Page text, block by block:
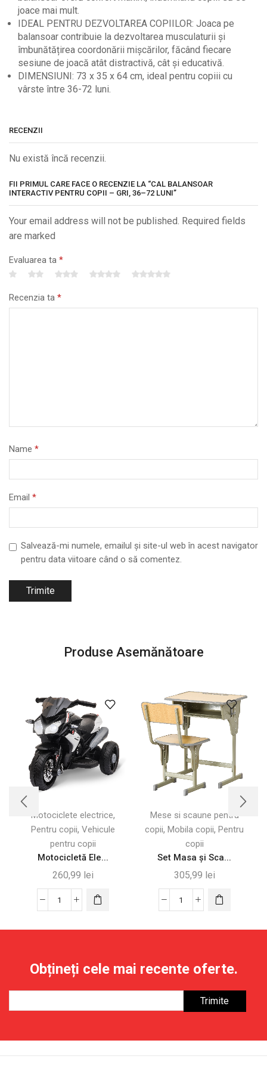
joace mai mult.
IDEAL PENTRU DEZVOLTAREA COPIILOR: Joaca pe
balansoar contribuie la dezvoltarea musculaturii și
îmbunătățirea coordonării mișcărilor, făcând fiecare
sesiune de joacă atât distractivă, cât și educativă.
DIMENSIUNI: 73 x 35 x 64 cm, ideal pentru copiii cu
vârste între 36-72 luni.
RECENZII
Nu există încă recenzii.
FII PRIMUL CARE FACE O RECENZIE LA “CAL BALANSOAR
INTERACTIV PENTRU COPII – GRI, 36–72 LUNI”
Your email address will not be published. Required fields
are marked
Evaluarea ta *
Recenzia ta *
Name *
Email *
Salvează-mi numele, emailul și site-ul web în acest navigator
pentru data viitoare când o să comentez.
Produse Asemănătoare
Motociclete electrice,
Pentru copii, Vehicule
pentru copii
Motocicletă Ele...
260,99 lei
Cantitate
pentru
Copii
3-
Mese si scaune pentru
copii, Mobila copii, Pentru
copii
Set Masa și Sca...
305,99 lei
Cantitate
Scaune
Reglabile
pentru
Obțineți cele mai recente oferte.